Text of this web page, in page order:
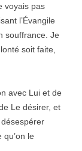
voyais pas
l’Évangile
souffrance. Je
soit faite,
avec Lui et de
Le désirer, et
le